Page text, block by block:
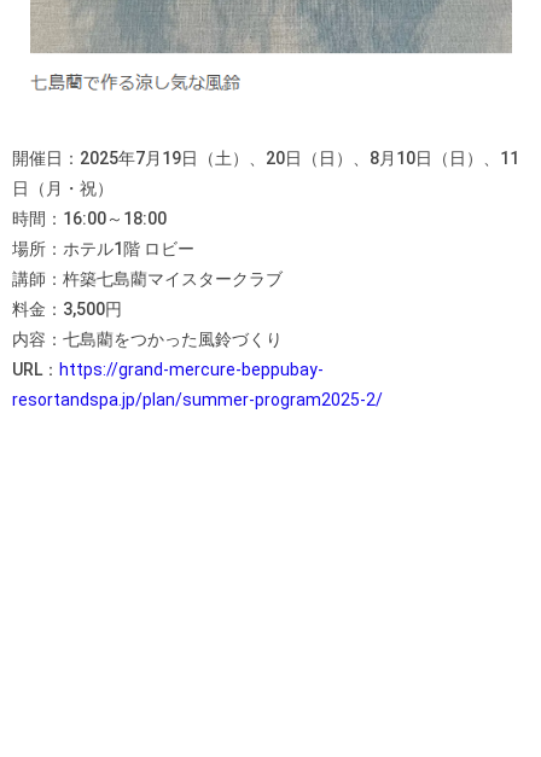
開催日：2025年7月19日（土）、20日（日）、8月10日（日）、11
日（月・祝）
時間：16:00～18:00
場所：ホテル1階 ロビー
講師：杵築七島藺マイスタークラブ
料金：3,500円
内容：七島藺をつかった風鈴づくり
URL： https://grand-mercure-beppubay-
resortandspa.jp/plan/summer-program2025-2/